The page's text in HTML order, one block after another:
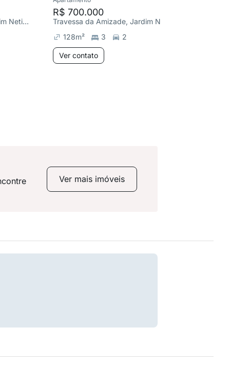
Travessa da Amizade, Jardim Netinho Prado
R$ 700.000
128m² 3 2
Ver contato
Ver mais imóveis